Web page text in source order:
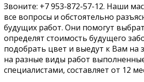
Звоните: +7 953-872-57-12. Наши
все вопросы и обстоятельно
будущих работ. Они помогут
определят стоимость будущего
подобрать цвет и выедут к Вам на
на разные виды работ
специалистами, составляет от 12